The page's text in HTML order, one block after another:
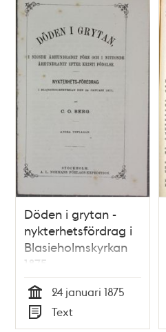
Döden i grytan -
nykterhetsfördrag i
Blasieholmskyrkan
1875
Tid
24 januari 1875
Typ
Text